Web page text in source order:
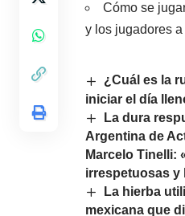
Cómo se
y los jugadores a
¿Cuál es la
iniciar el día
La dura
Argentina de
Marcelo Tinelli:
irrespetuosas y
La hierba
mexicana que